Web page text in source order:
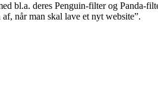
bl.a. deres Penguin-filter og Panda-
når man skal lave et nyt website”.